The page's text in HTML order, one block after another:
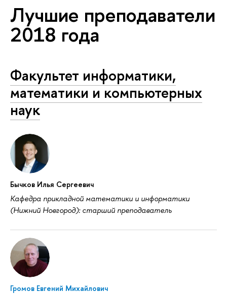
Лучшие преподаватели
2018 года
Факультет информатики,
математики и компьютерных
наук
Бычков Илья Сергеевич
Кафедра прикладной математики и информатики
(Нижний Новгород): старший преподаватель
Громов Евгений Михайлович